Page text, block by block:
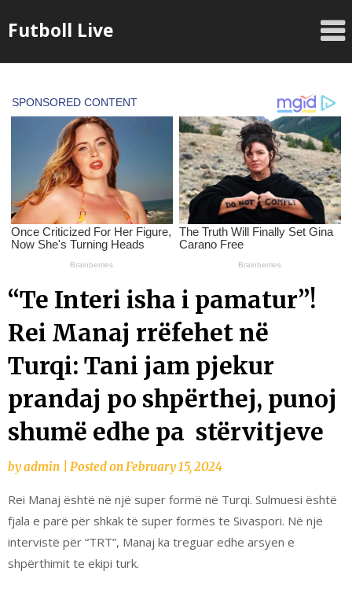
toFutboll Live
“Te Interi isha i pamatur”!
Rei Manaj rrëfehet në
Turqi: Tani jam pjekur
prandaj po shpërthej, punoj
shumë edhe pa stërvitjeve
byadmin Posted onFebruary 15, 2024
Rei Manaj është në një super formë në Turqi. Sulmuesi është
fjala e parë për shkak të super formës te Sivaspori. Në një
intervistë për “TRT”, Manaj ka treguar edhe arsyen e
shpërthimit te ekipi turk.